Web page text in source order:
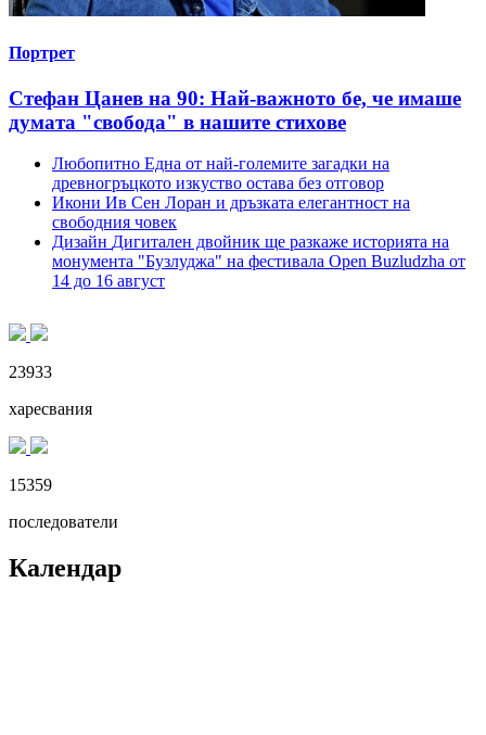
Портрет
Стефан Цанев на 90: Най-важното бе, че имаше
думата "свобода" в нашите стихове
Любопитно Една от най-големите загадки на
древногръцкото изкуство остава без отговор
Икони Ив Сен Лоран и дръзката елегантност на
свободния човек
Дизайн Дигитален двойник ще разкаже историята на
монумента "Бузлуджа" на фестивала Open Buzludzha от
14 до 16 август
23933
харесвания
15359
последователи
Календар